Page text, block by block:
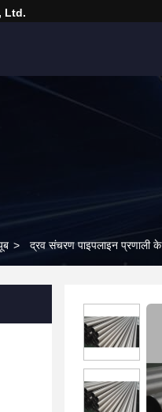
Ltd.
> द्रव संचरण पाइपलाइन प्रणाली